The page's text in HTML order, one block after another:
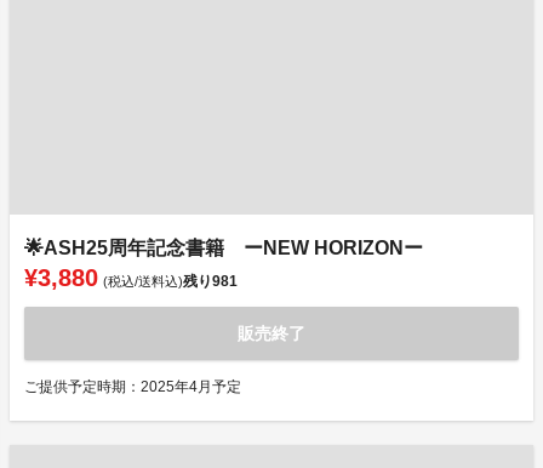
🌟ASH25周年記念書籍 ーNEW HORIZONー
¥3,880 (税込/送料込)残り981
販売終了
ご提供予定時期：2025年4月予定